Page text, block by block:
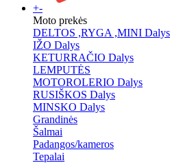
+-
Moto prekės
DELTOS ,RYGA ,MINI Dalys
IŽO Dalys
KETURRAČIO Dalys
LEMPUTĖS
MOTOROLERIO Dalys
RUSIŠKOS Dalys
MINSKO Dalys
Grandinės
Šalmai
Padangos/kameros
Tepalai